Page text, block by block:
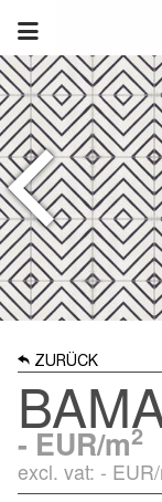
ZURÜCK
- EUR/m2
excl. vat: -